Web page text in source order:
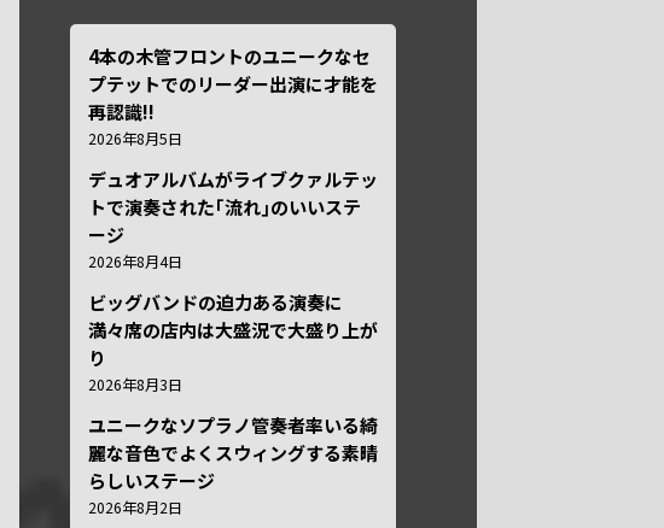
4本の木管フロントのユニークなセ
プテットでのリーダー出演に才能を
再認識!!
2026年8月5日
デュオアルバムがライブクァルテッ
トで演奏された｢流れ｣のいいステ
ージ
2026年8月4日
ビッグバンドの迫力ある演奏に
満々席の店内は大盛況で大盛り上が
り
2026年8月3日
ユニークなソプラノ管奏者率いる綺
麗な音色でよくスウィングする素晴
らしいステージ
2026年8月2日